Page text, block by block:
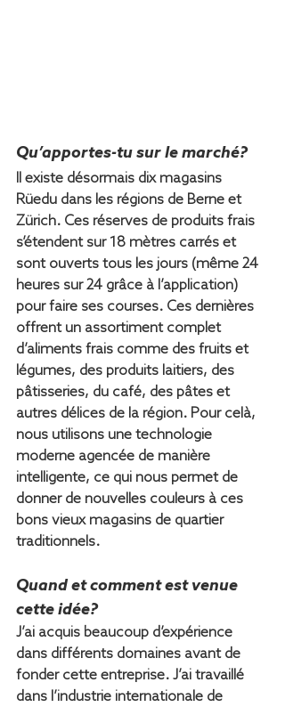
Qu’apportes-tu sur le marché?
Il existe désormais dix magasins
Rüedu dans les régions de Berne et
Zürich. Ces réserves de produits frais
s’étendent sur 18 mètres carrés et
sont ouverts tous les jours (même 24
heures sur 24 grâce à l’application)
pour faire ses courses. Ces dernières
offrent un assortiment complet
d’aliments frais comme des fruits et
légumes, des produits laitiers, des
pâtisseries, du café, des pâtes et
autres délices de la région. Pour celà,
nous utilisons une technologie
moderne agencée de manière
intelligente, ce qui nous permet de
donner de nouvelles couleurs à ces
bons vieux magasins de quartier
traditionnels.
Quand et comment est venue
cette idée?
J’ai acquis beaucoup d’expérience
dans différents domaines avant de
fonder cette entreprise. J’ai travaillé
dans l’industrie internationale de